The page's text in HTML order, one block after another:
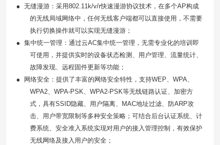
●无缝漫游：采用802.11k/v/r快速漫游协议技术，在多个AP构成
的无线局域网络中，任何无线客户端都可以直接使用，不需要
执行切换操作就可以实现无缝漫游；
●集中统一管理：通过云AC集中统一管理，无需专业化的培训即
可使用，并提供实时的设备状态检测、用户管理、流量统计、
故障发现、远程固件更新等功能；
●
网络安全：提供了丰富的网络安全特性，支持WEP、WPA、
WPA2、WPA-PSK、WPA2-PSK等无线链路认证、加密方
式，具有SSID隐藏、用户隔离、MAC地址过滤、防ARP攻
击、用户带宽限制等多种安全策略；可结合后台认证系统、计
费系统、安全准入系统实现对用户的接入管理控制，有效保护
无线网络及接入用户的安全；